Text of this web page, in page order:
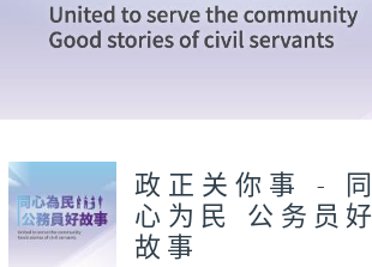
政正关你事 - 同
心为民 公务员好
故事